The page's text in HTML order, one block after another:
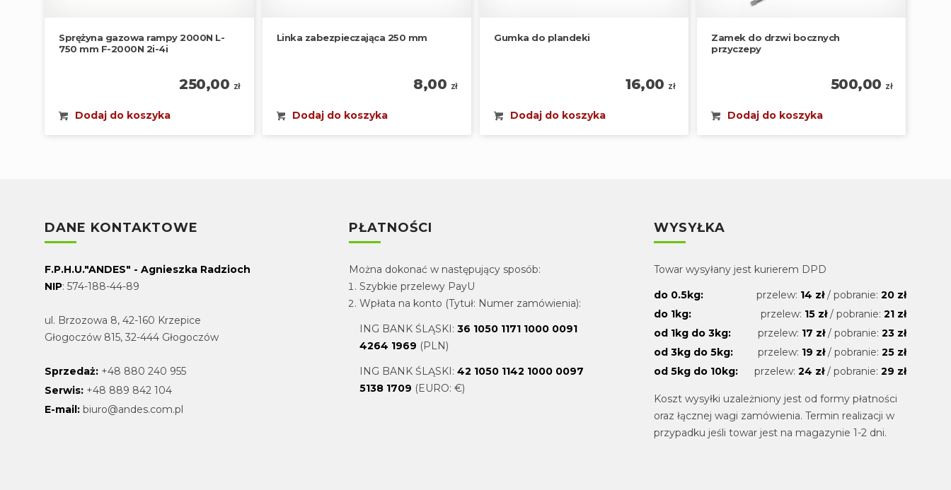
Sprężyna gazowa rampy 2000N L-
750 mm F-2000N 2i-4i
250,00 zł
Dodaj do koszyka
Linka zabezpieczająca 250 mm
8,00 zł
Dodaj do koszyka
Gumka do plandeki
16,00 zł
Dodaj do koszyka
Zamek do drzwi bocznych
przyczepy
500,00 zł
Dodaj do koszyka
DANE KONTAKTOWE
F.P.H.U."ANDES" - Agnieszka Radzioch
NIP: 574-188-44-89
ul. Brzozowa 8, 42-160 Krzepice
Głogoczów 815, 32-444 Głogoczów
Sprzedaż: +48 880 240 955
Serwis: +48 889 842 104
E-mail: biuro@andes.com.pl
PŁATNOŚCI
Można dokonać w następujący sposób:
Szybkie przelewy PayU
Wpłata na konto (Tytuł: Numer zamówienia):
ING BANK ŚLĄSKI:36 1050 1171 1000 0091
4264 1969 (PLN)
ING BANK ŚLĄSKI:42 1050 1142 1000 0097
5138 1709 (EURO: €)
WYSYŁKA
Towar wysyłany jest kurierem DPD
do 0.5kg:
przelew: 14 zł/ pobranie: 20 zł
do 1kg:
przelew: 15 zł/ pobranie: 21 zł
od 1kg do 3kg:
przelew: 17 zł/ pobranie: 23 zł
od 3kg do 5kg:
przelew: 19 zł/ pobranie: 25 zł
od 5kg do 10kg:
przelew: 24 zł/ pobranie: 29 zł
Koszt wysyłki uzależniony jest od formy płatności
oraz łącznej wagi zamówienia. Termin realizacji w
przypadku jeśli towar jest na magazynie 1-2 dni.